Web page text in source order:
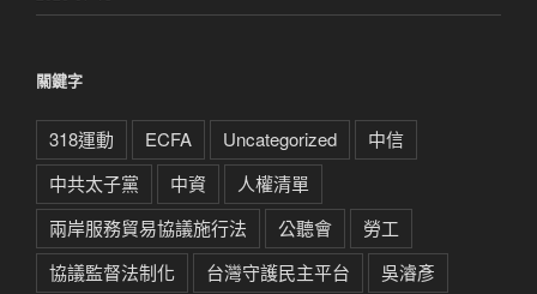
關鍵字
318運動 ECFA Uncategorized
中信
中共太子黨
中資
人權清單
兩岸服務貿易協議施行法
公聽會
勞工
協議監督法制化
台灣守護民主平台
吳濬彥